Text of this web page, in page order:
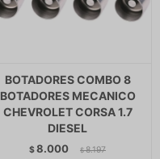
BOTADORES COMBO 8
BOTADORES MECANICO
CHEVROLET CORSA 1.7
DIESEL
$8.000 $ 8.197